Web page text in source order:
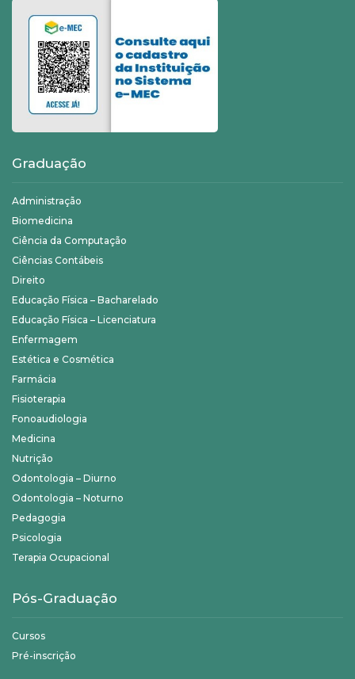
Graduação
Administração
Biomedicina
Ciência da Computação
Ciências Contábeis
Direito
Educação Física – Bacharelado
Educação Física – Licenciatura
Enfermagem
Estética e Cosmética
Farmácia
Fisioterapia
Fonoaudiologia
Medicina
Nutrição
Odontologia – Diurno
Odontologia – Noturno
Pedagogia
Psicologia
Terapia Ocupacional
Pós-Graduação
Cursos
Pré-inscrição